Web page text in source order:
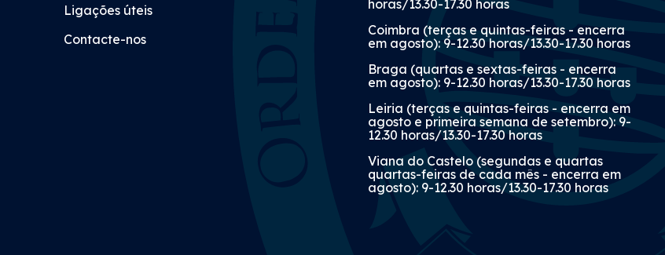
Ligações úteis
Contacte-nos
horas/13.30-17.30 horas
Coimbra (terças e quintas-feiras - encerra
em agosto): 9-12.30 horas/13.30-17.30 horas
Braga (quartas e sextas-feiras - encerra
em agosto): 9-12.30 horas/13.30-17.30 horas
Leiria (terças e quintas-feiras - encerra em
agosto e primeira semana de setembro): 9-
12.30 horas/13.30-17.30 horas
Viana do Castelo (segundas e quartas
quartas-feiras de cada mês - encerra em
agosto): 9-12.30 horas/13.30-17.30 horas